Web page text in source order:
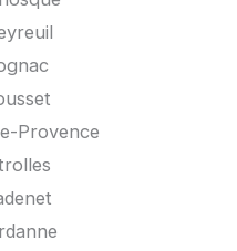
Provence